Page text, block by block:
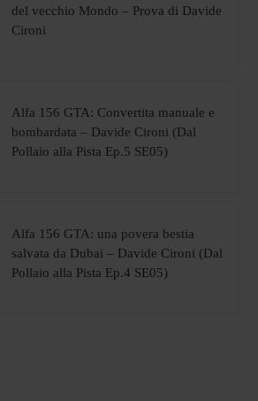
del vecchio Mondo – Prova di Davide
Cironi
Alfa 156 GTA: Convertita manuale e
bombardata – Davide Cironi (Dal
Pollaio alla Pista Ep.5 SE05)
Alfa 156 GTA: una povera bestia
salvata da Dubai – Davide Cironi (Dal
Pollaio alla Pista Ep.4 SE05)